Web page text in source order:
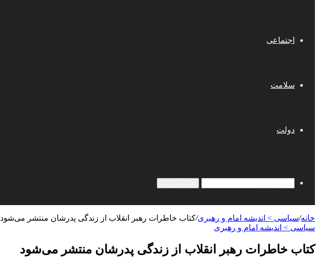
اجتماعی
سلامت
دولت
خانه/سیاسی > اندیشه امام و رهبری/کتاب خاطرات رهبر انقلاب از زندگی پدرشان منتشر می‌شود
سیاسی > اندیشه امام و رهبری
کتاب خاطرات رهبر انقلاب از زندگی پدرشان منتشر می‌شود